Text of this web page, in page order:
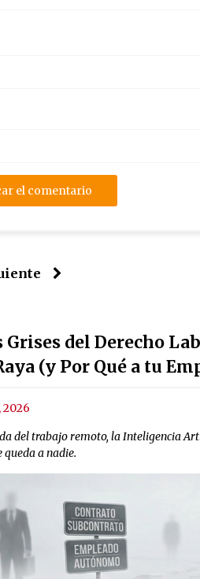
Grises del Derecho
(y Por Qué a tu
2026
del trabajo remoto, la Inteligencia
queda a nadie.